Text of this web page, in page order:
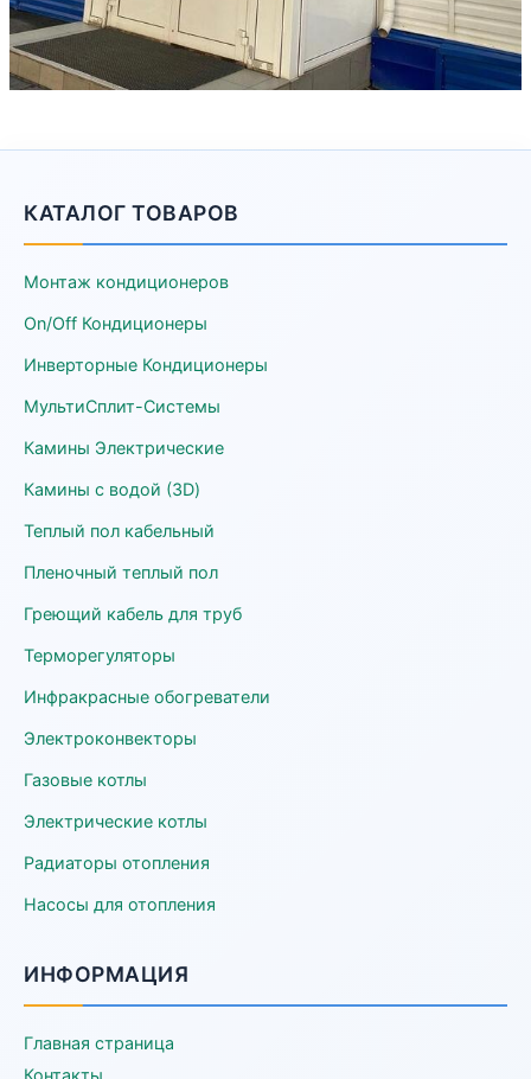
КАТАЛОГ ТОВАРОВ
Монтаж кондиционеров
On/Off Кондиционеры
Инверторные Кондиционеры
МультиСплит-Системы
Камины Электрические
Камины с водой (3D)
Теплый пол кабельный
Пленочный теплый пол
Греющий кабель для труб
Терморегуляторы
Инфракрасные обогреватели
Электроконвекторы
Газовые котлы
Электрические котлы
Радиаторы отопления
Насосы для отопления
ИНФОРМАЦИЯ
Главная страница
Контакты